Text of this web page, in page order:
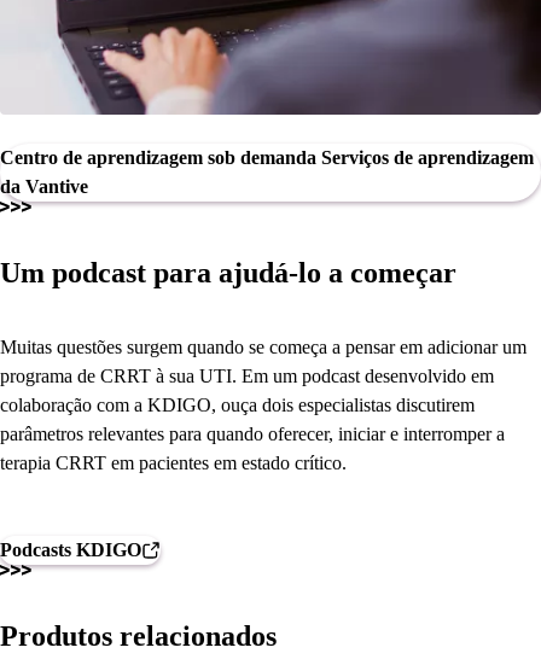
Centro de aprendizagem sob demanda Serviços de aprendizagem
da Vantive
Um podcast para ajudá-lo a começar
Muitas questões surgem quando se começa a pensar em adicionar um
programa de CRRT à sua UTI. Em um podcast desenvolvido em
colaboração com a KDIGO, ouça dois especialistas discutirem
parâmetros relevantes para quando oferecer, iniciar e interromper a
terapia CRRT em pacientes em estado crítico.
Podcasts KDIGO
Produtos relacionados